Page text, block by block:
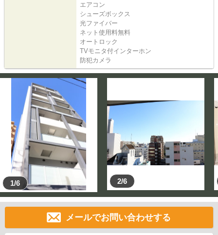
エアコン
シューズボックス
光ファイバー
ネット使用料無料
オートロック
TVモニタ付インターホン
防犯カメラ
1/6 2/6
メールでお問い合わせする